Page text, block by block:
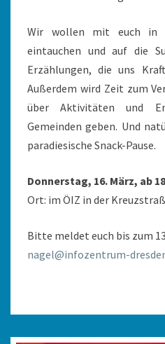
Wir wollen mit euch in
eintauchen und auf die
Erzählungen, die uns
Außerdem wird Zeit zum
über Aktivitäten und
Gemeinden geben. Und
paradiesische Snack-Pause.
Donnerstag, 16. März, ab
Ort: im ÖIZ in der
Bitte meldet euch bis zum
nagel@infozentrum-